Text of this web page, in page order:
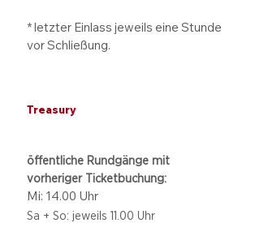
* letzter Einlass jeweils eine Stunde
vor Schließung.
Treasury
öffentliche Rundgänge mit
vorheriger Ticketbuchung:
Mi: 14.00 Uhr
Sa + So: jeweils 11.00 Uhr